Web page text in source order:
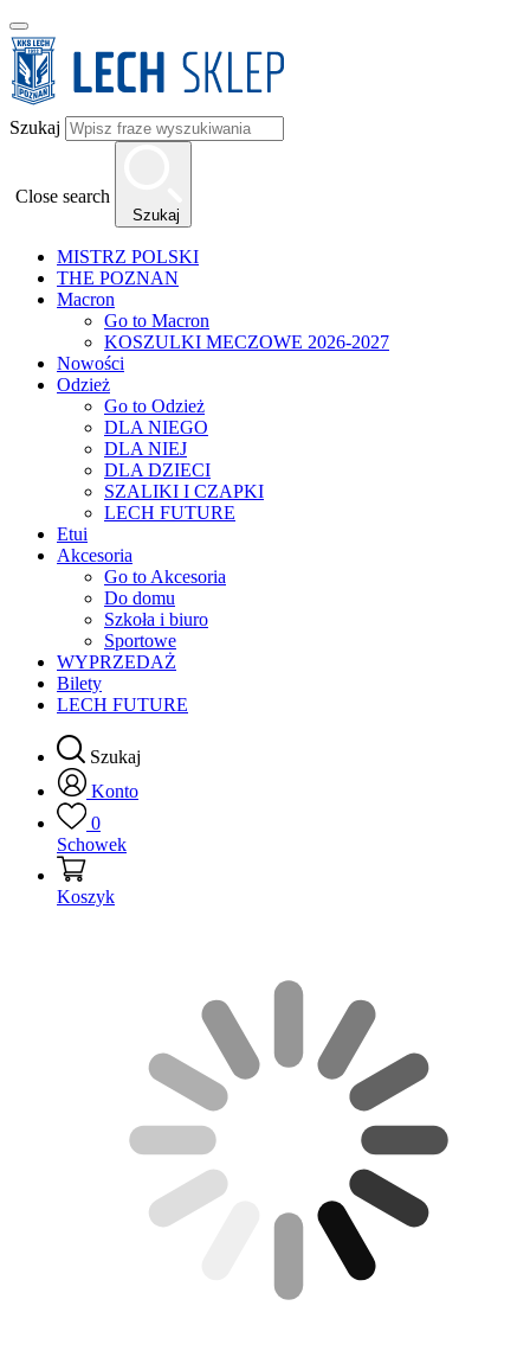
Szukaj
Close search
Szukaj
MISTRZ POLSKI
THE POZNAN
Macron
Go to Macron
KOSZULKI MECZOWE 2026-2027
Nowości
Odzież
Go to Odzież
DLA NIEGO
DLA NIEJ
DLA DZIECI
SZALIKI I CZAPKI
LECH FUTURE
Etui
Akcesoria
Go to Akcesoria
Do domu
Szkoła i biuro
Sportowe
WYPRZEDAŻ
Bilety
LECH FUTURE
Szukaj
Konto
0
Schowek
Koszyk